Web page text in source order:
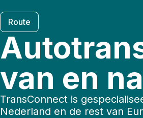
Route
van en
TransConnect is
Nederland en de rest van